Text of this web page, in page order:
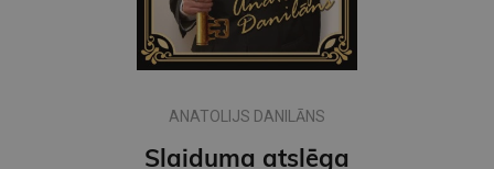
ANATOLIJS DANILĀNS
Slaiduma atslēga